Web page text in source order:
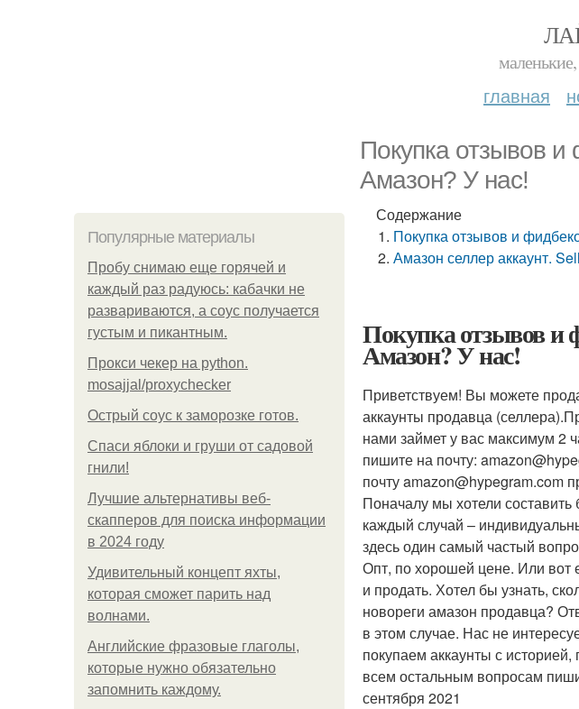
главная
Покупка отзывов и
Амазон? У нас!
Популярные материалы
Пробу снимаю еще горячей и
каждый раз радуюсь: кабачки не
развариваются, а соус получается
густым и пикантным.
Прокси чекер на python.
mosajjal/proxychecker
Острый соус к заморозке готов.
Спаси яблоки и груши от садовой
гнили!
Лучшие альтернативы веб-
скапперов для поиска информации
в 2024 году
Удивительный концепт яхты,
которая сможет парить над
волнами.
Английские фразовые глаголы,
которые нужно обязательно
запомнить каждому.
Содержание
Покупка отзывов и
Амазон селлер аккаунт.
Покупка отзывов и
Амазон? У нас!
Приветствуем! Вы можете
аккаунты продавца
нами займет у вас максимум 2
пишите на почту:
почту amazon@hypegram.com
Поначалу мы хотели
каждый случай –
здесь один самый частый
Опт, по хорошей цене. Или вот
и продать. Хотел бы узнать,
новореги амазон продавца?
в этом случае. Нас не
покупаем аккаунты с
всем остальным вопросам
сентября 2021